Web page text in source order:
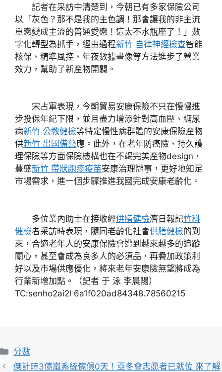
記者在采訪中清楚到，今朝已有多家保險公司
以「灰色？那不是我的主色調！那會讓我的非主流
單戀變成主流的普通愛戀！這太不水瓶座了！」數
字化轉型為抓手，經由過程新竹 自律神經檢查智能
核保、精準風控、年夜數據畫像等方法進步了營業
效力，幫助了新產物開闢。
宋占軍表現，今朝貿易安康保險不只在慢慢進
步投保年紀下限，並且盡力增添針對高血壓、糖尿
病新竹 公教健檢等特定慢性病群體的安康保險產物
供新竹 出國備藥應。此外，在老年防癌險、持久護
理保險等方面保險機構也在不竭完美產物design，
豐盛新竹 帶狀皰疹疫苗安康治理辦事，更好地知足
市場需求，進一個步驟推進我國完成安康老齡化。
多位業內助士在接收經供膳健檢濟日報記竹科
健檢者采訪時表現，隨同老齡化社會供膳健檢的到
來，合適老年人的安康保險會遭到越來越多的追蹤
關心，甚至會成為良多人的必須品，再疊加政策利
好以及市場供應優化，將來老年安康險無望將成為
行業新增加點。（記者 于 泳 李晨陽）
TC:senho2ai2l 6a1f020ad84348.78560215
分
類
分數
倒計時3億嵐系統傢俱0天！亞冬會志愿者已就位 來了解